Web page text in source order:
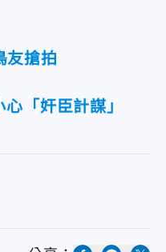
友搶拍
「奸臣計謀」